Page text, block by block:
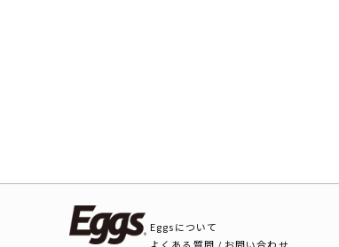
Eggsについて